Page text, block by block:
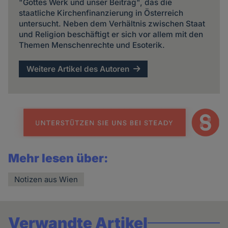
"Gottes Werk und unser Beitrag", das die
staatliche Kirchenfinanzierung in Österreich
untersucht. Neben dem Verhältnis zwischen Staat
und Religion beschäftigt er sich vor allem mit den
Themen Menschenrechte und Esoterik.
Weitere Artikel des Autoren
Mehr lesen über:
Notizen aus Wien
Verwandte Artikel